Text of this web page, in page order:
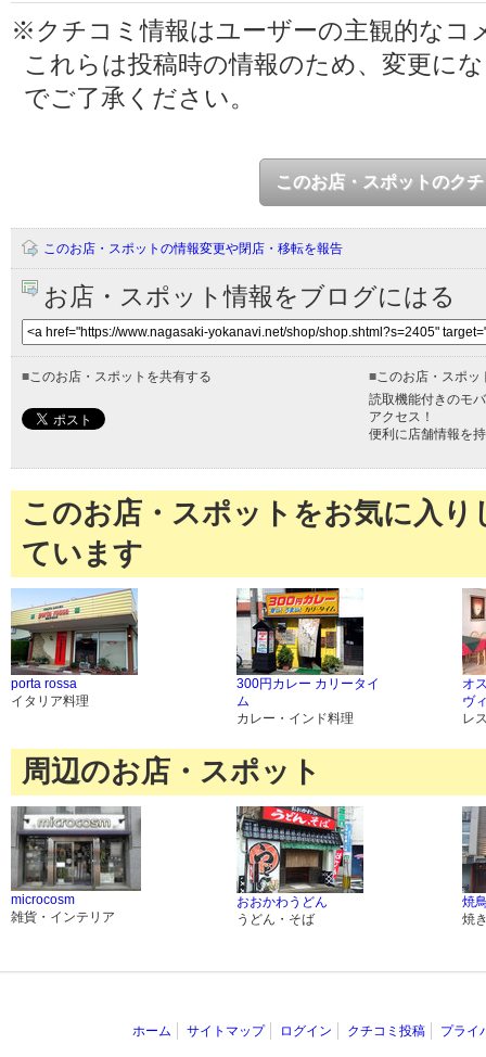
※クチコミ情報はユーザーの主観的なコ
これらは投稿時の情報のため、変更に
でご了承ください。
このお店・スポットのク
このお店・スポットの情報変更や閉店・移転を報告
お店・スポット情報をブログにはる
■このお店・スポットを共有する ■このお店・スポッ
読取機能付きのモ
アクセス！
便利に店舗情報を
このお店・スポットをお気に入
ています
porta rossa
イタリア料理
300円カレー カリータイ
ム
カレー・インド料理
オ
ヴ
レ
周辺のお店・スポット
microcosm
雑貨・インテリア
おおかわうどん
うどん・そば
焼
焼
ホーム サイトマップ ログイン クチコミ投稿 プライ